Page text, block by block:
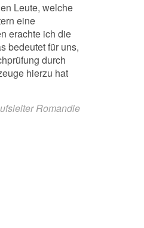
Leute, welche
eine
erachte ich die
bedeutet für uns,
durch
hierzu hat
Romandie